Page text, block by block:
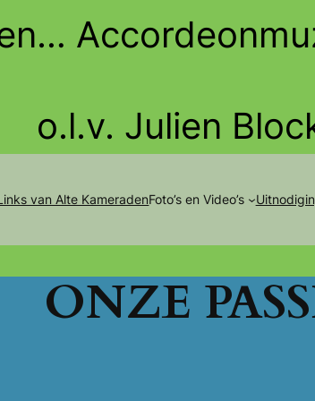
o.l.v. Julien
van Alte KameradenFoto’s en Video’s
ONZE